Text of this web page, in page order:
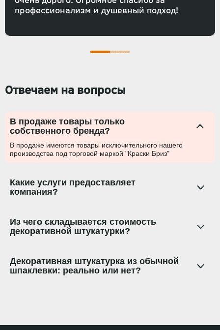
профессионализм и душевный подход!
Отвечаем на вопросы
В продаже товары только
собственного бренда?
В продаже имеются товары исключительного нашего
производства под торговой маркой "Краски Бриз"
Какие услуги предоставляет
компания?
Из чего складывается стоимость
декоративной штукатурки?
Декоративная штукатурка из обычной
шпаклевки: реально или нет?